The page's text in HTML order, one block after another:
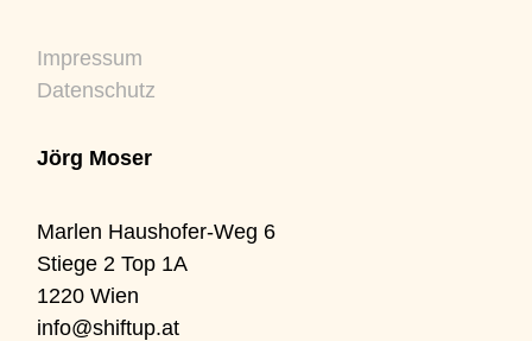
Impressum
Datenschutz
Jörg Moser
Marlen Haushofer-Weg 6
Stiege 2 Top 1A
1220 Wien
info@shiftup.at